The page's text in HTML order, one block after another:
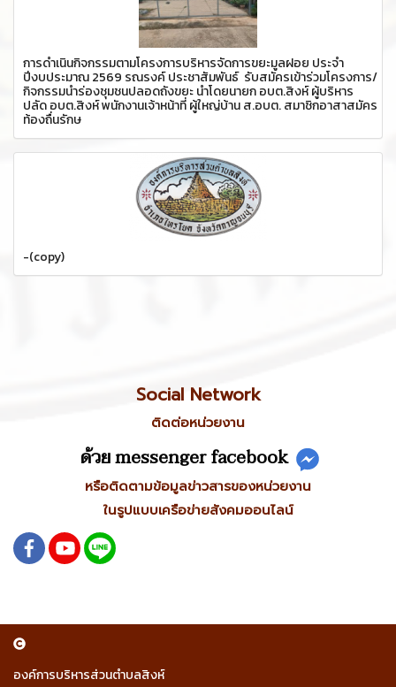
การดำเนินกิจกรรมตามโครงการบริหารจัดการขยะมูลฝอย ประจำ
ปีงบประมาณ 2569 รณรงค์ ประชาสัมพันธ์ รับสมัครเข้าร่วมโครงการ/
กิจกรรมนำร่องชุมชนปลอดถังขยะ นำโดยนายก อบต.สิงห์ ผู้บริหาร
ปลัด อบต.สิงห์ พนักงานเจ้าหน้าที่ ผู้ใหญ่บ้าน ส.อบต. สมาชิกอาสาสมัคร
ท้องถื่นรักษ
-(copy)
Social Network
ติดต่อหน่วยงาน
ด้วย messenger facebook
หรือติดตามข้อมูลข่าวสารของหน่วยงาน
ในรูปแบบเครือข่ายสังคมออนไลน์
องค์การบริหารส่วนตำบลสิงห์